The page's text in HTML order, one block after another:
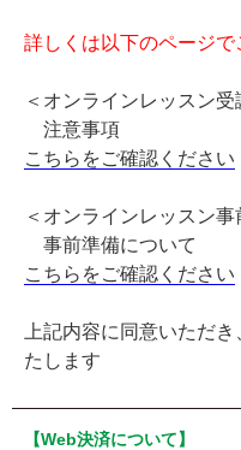
詳しくは以下のページで
＜オンラインレッスン
注意事項
こちらをご確認ください
＜オンラインレッスン
事前準備について
こちらをご確認ください
上記内容に同意いただ
たします
【Web決済について】